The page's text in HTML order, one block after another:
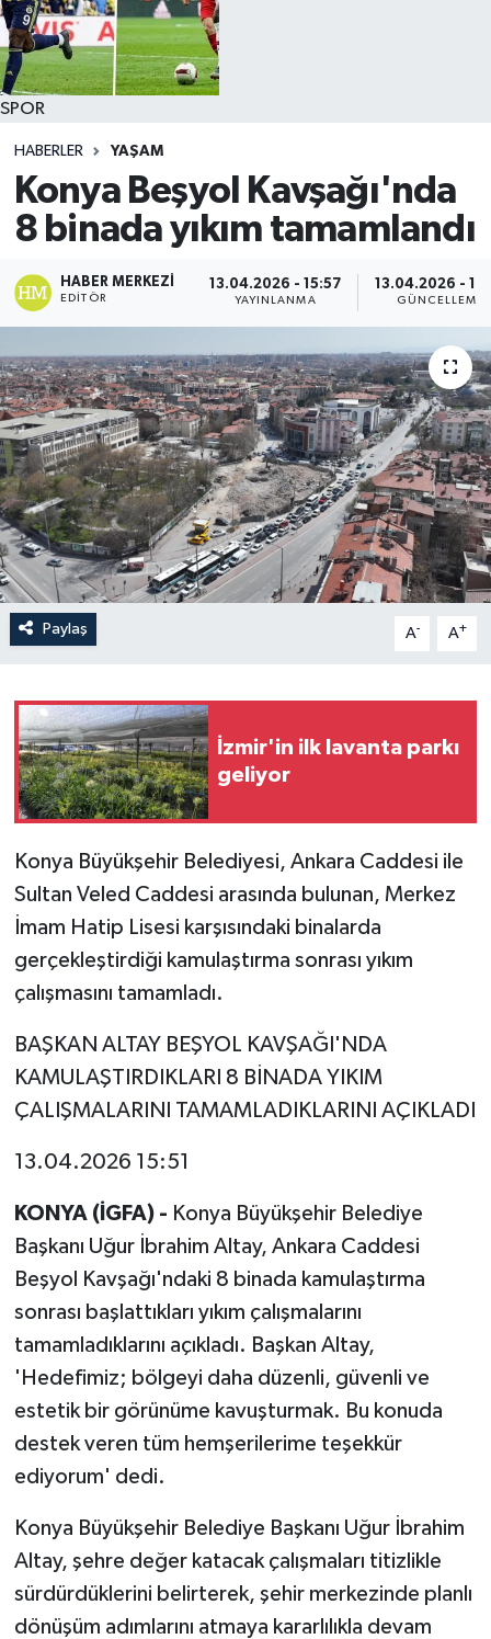
SPOR
HABERLER YAŞAM
Konya Beşyol Kavşağı'nda
8 binada yıkım tamamlandı
HABER MERKEZI
EDITÖR
13.04.2026 - 15:57
YAYINLANMA
13.04.2026 -
GÜNCELLEME
Paylaş A- A+
İzmir'in ilk lavanta parkı
geliyor
Konya Büyükşehir Belediyesi, Ankara Caddesi ile
Sultan Veled Caddesi arasında bulunan, Merkez
İmam Hatip Lisesi karşısındaki binalarda
gerçekleştirdiği kamulaştırma sonrası yıkım
çalışmasını tamamladı.
BAŞKAN ALTAY BEŞYOL KAVŞAĞI'NDA
KAMULAŞTIRDIKLARI 8 BİNADA YIKIM
ÇALIŞMALARINI TAMAMLADIKLARINI AÇIKLADI
13.04.2026 15:51
KONYA (İGFA) - Konya Büyükşehir Belediye
Başkanı Uğur İbrahim Altay, Ankara Caddesi
Beşyol Kavşağı'ndaki 8 binada kamulaştırma
sonrası başlattıkları yıkım çalışmalarını
tamamladıklarını açıkladı. Başkan Altay,
'Hedefimiz; bölgeyi daha düzenli, güvenli ve
estetik bir görünüme kavuşturmak. Bu konuda
destek veren tüm hemşerilerime teşekkür
ediyorum' dedi.
Konya Büyükşehir Belediye Başkanı Uğur İbrahim
Altay, şehre değer katacak çalışmaları titizlikle
sürdürdüklerini belirterek, şehir merkezinde planlı
dönüşüm adımlarını atmaya kararlılıkla devam